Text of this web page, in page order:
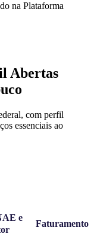
na Plataforma
Abertas
com perfil
essenciais ao
e
Faturamento